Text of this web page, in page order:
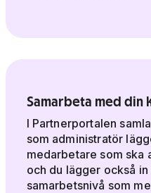
Samarbeta med din
I Partnerportalen
som administratör
medarbetare som ska
och du lägger också
samarbetsnivå som